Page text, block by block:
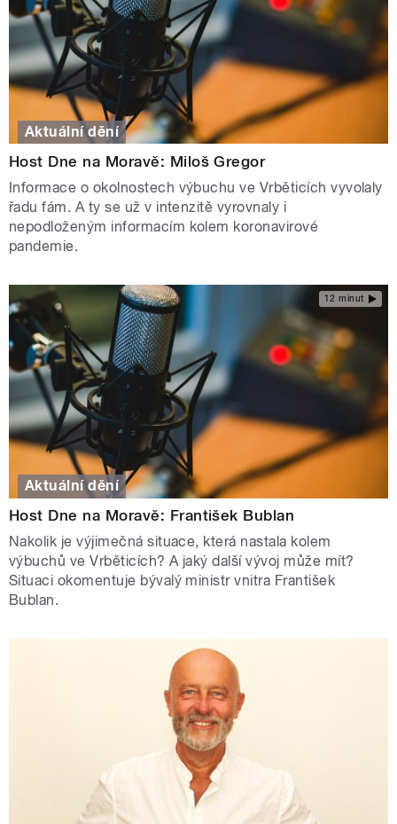
Aktuální dění
Host Dne na Moravě: Miloš Gregor
Informace o okolnostech výbuchu ve Vrběticích vyvolaly
řadu fám. A ty se už v intenzitě vyrovnaly i
nepodloženým informacím kolem koronavirové
pandemie.
12 minut
Aktuální dění
Host Dne na Moravě: František Bublan
Nakolik je výjimečná situace, která nastala kolem
výbuchů ve Vrběticích? A jaký další vývoj může mít?
Situaci okomentuje bývalý ministr vnitra František
Bublan.